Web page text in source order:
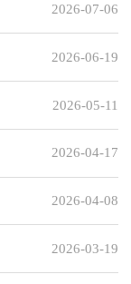
2026-07-06
2026-06-19
2026-05-11
2026-04-17
2026-04-08
2026-03-19